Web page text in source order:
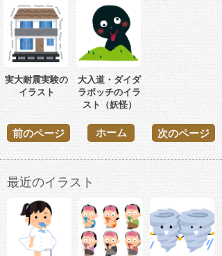
実大耐震実験の
イラスト
大入道・ダイダ
ラボッチのイラ
スト（妖怪）
前のページ 次のページ
ホーム
最近のイラスト